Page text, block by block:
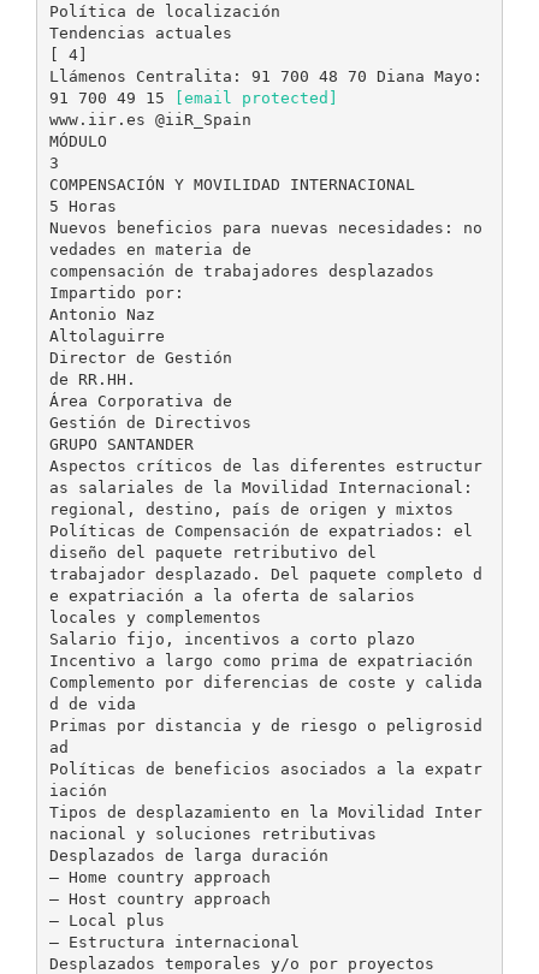
Política de localización
Tendencias actuales
[ 4]
Llámenos Centralita: 91 700 48 70 Diana Mayo:
91 700 49 15
[email protected]
www.iir.es @iiR_Spain
MÓDULO
3
COMPENSACIÓN Y MOVILIDAD INTERNACIONAL
5 Horas
Nuevos beneficios para nuevas necesidades: no
vedades en materia de
compensación de trabajadores desplazados
Impartido por:
Antonio Naz
Altolaguirre
Director de Gestión
de RR.HH.
Área Corporativa de
Gestión de Directivos
GRUPO SANTANDER
Aspectos críticos de las diferentes estructur
as salariales de la Movilidad Internacional:
regional, destino, país de origen y mixtos
Políticas de Compensación de expatriados: el
diseño del paquete retributivo del
trabajador desplazado. Del paquete completo d
e expatriación a la oferta de salarios
locales y complementos
Salario fijo, incentivos a corto plazo
Incentivo a largo como prima de expatriación
Complemento por diferencias de coste y calida
d de vida
Primas por distancia y de riesgo o peligrosid
ad
Políticas de beneficios asociados a la expatr
iación
Tipos de desplazamiento en la Movilidad Inter
nacional y soluciones retributivas
Desplazados de larga duración
– Home country approach
– Host country approach
– Local plus
– Estructura internacional
Desplazados temporales y/o por proyectos